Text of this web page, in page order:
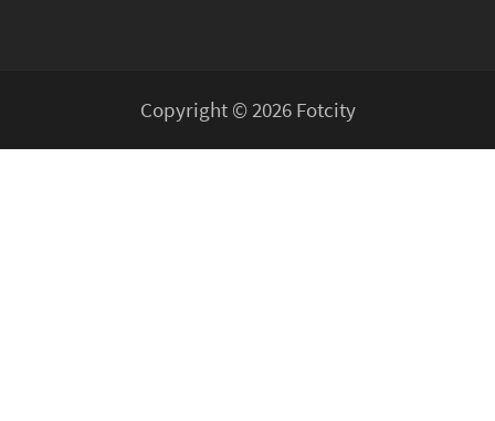
Copyright © 2026 Fotcity